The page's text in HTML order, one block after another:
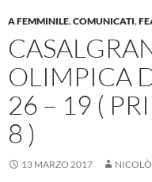
A FEMMINILE,COMUNICATI,
OLIMPICA
26 – 19 (
8 )
13 MARZO 2017